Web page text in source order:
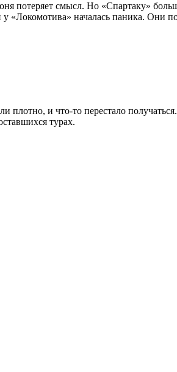
потеряет смысл. Но «Спартаку»
у «Локомотива» началась паника. Они
и что-то перестало
турах.